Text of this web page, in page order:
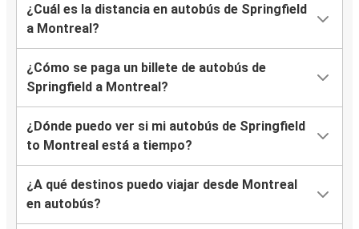
¿Cuál es la distancia en autobús de Springfield
a Montreal?
¿Cómo se paga un billete de autobús de
Springfield a Montreal?
¿Dónde puedo ver si mi autobús de Springfield
to Montreal está a tiempo?
¿A qué destinos puedo viajar desde Montreal
en autobús?